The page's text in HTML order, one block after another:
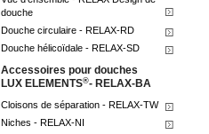
douche
Douche circulaire - RELAX-RD
Douche hélicoïdale - RELAX-SD
Accessoires pour douches
LUX ELEMENTS®- RELAX-BA
Cloisons de séparation - RELAX-TW
Niches - RELAX-NI